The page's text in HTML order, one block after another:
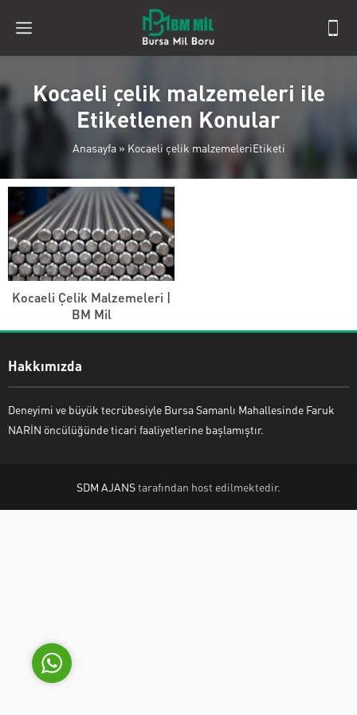
Kocaeli çelik malzemeleri ile
Etiketlenen Konular
Anasayfa» Kocaeli çelik malzemeleriEtiketi
Kocaeli Çelik Malzemeleri |
BM Mil
Hakkımızda
Deneyimi ve büyük tecrübesiyle Bursa Samanlı Mahallesinde Faruk
NARİN öncülüğünde ticari faaliyetlerine başlamıştır.
SDM AJANStarafından host edilmektedir.
Mehmet ERMAN